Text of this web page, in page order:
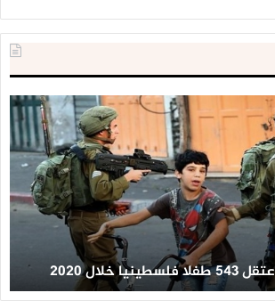
خلال 2020